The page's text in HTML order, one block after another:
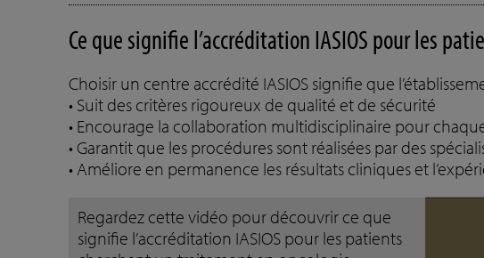
Ce que signifie l’accréditation IASIOS pour les
Choisir un centre accrédité IASIOS signifie que
• Suit des critères rigoureux de qualité et de sécurité
• Encourage la collaboration multidisciplinaire pour
• Garantit que les procédures sont réalisées par des
• Améliore en permanence les résultats cliniques et
Regardez cette vidéo pour découvrir ce que
signifie l’accréditation IASIOS pour les patients